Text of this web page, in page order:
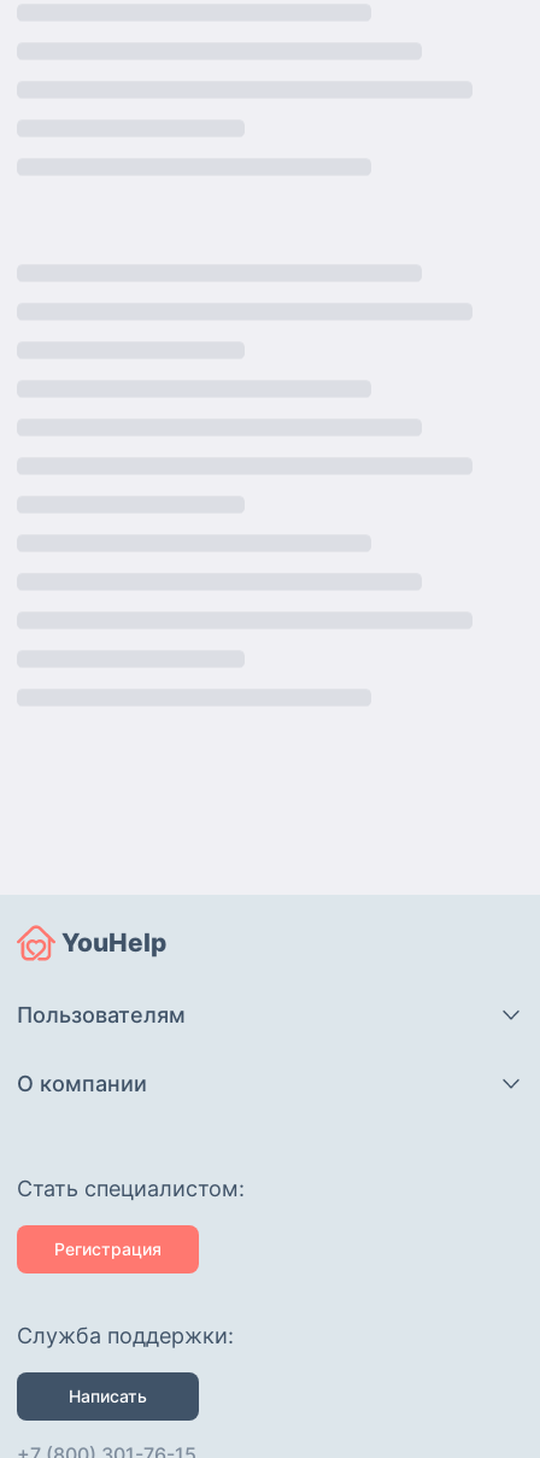
YouHelp
Пользователям
О компании
Cтать специалистом:
Регистрация
Служба поддержки:
Написать